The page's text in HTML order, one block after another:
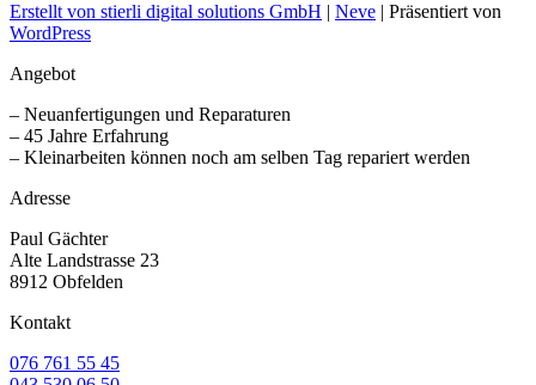
Erstellt von stierli digital solutions GmbH | Neve | Präsentiert von
WordPress
Angebot
– Neuanfertigungen und Reparaturen
– 45 Jahre Erfahrung
– Kleinarbeiten können noch am selben Tag repariert werden
Adresse
Paul Gächter
Alte Landstrasse 23
8912 Obfelden
Kontakt
076 761 55 45